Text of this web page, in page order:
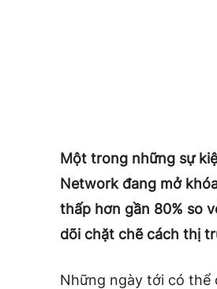
Một trong những sự
Network đang mở
thấp hơn gần 80% so
dõi chặt chẽ cách thị
Những ngày tới có thể